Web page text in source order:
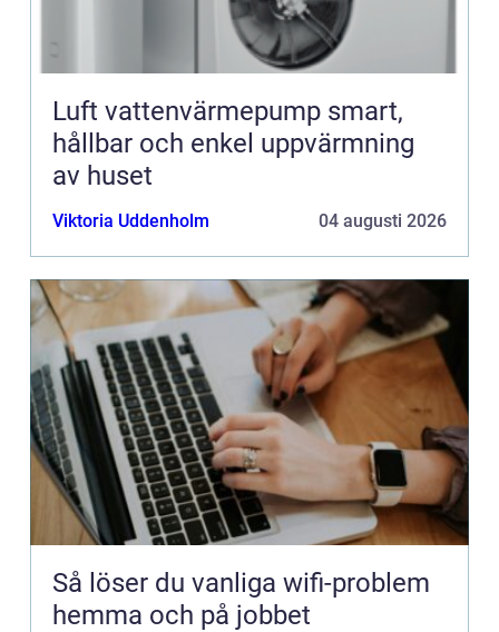
Luft vattenvärmepump smart,
hållbar och enkel uppvärmning
av huset
Viktoria Uddenholm 04 augusti 2026
Så löser du vanliga wifi-problem
hemma och på jobbet